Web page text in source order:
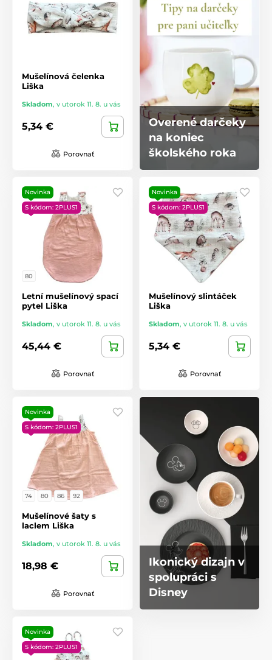
Mušelínová čelenka
Liška
Skladom, v utorok 11. 8. u vás
5,34 €
Porovnať
Overené darčeky
na koniec
školského roka
Novinka
S kódom: 2PLUS1
80
Letní mušelínový spací
pytel Liška
Skladom, v utorok 11. 8. u vás
45,44 €
Porovnať
Novinka
S kódom: 2PLUS1
Mušelínový slintáček
Liška
Skladom, v utorok 11. 8. u vás
5,34 €
Porovnať
Novinka
S kódom: 2PLUS1
74 80 86 92
Mušelínové šaty s
laclem Liška
Skladom, v utorok 11. 8. u vás
18,98 €
Porovnať
Ikonický dizajn v
spolupráci s
Disney
Novinka
S kódom: 2PLUS1